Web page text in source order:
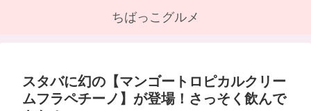
ちばっこグルメ
スタバに幻の【マンゴートロピカルクリー
ムフラペチーノ】が登場！さっそく飲んで